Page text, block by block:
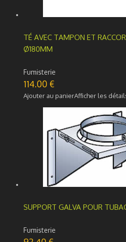
TÉ AVEC TAMPON ET
Ø180MM
Fumisterie
114.00 €
Ajouter au panierAfficher les
SUPPORT GALVA POUR
Fumisterie